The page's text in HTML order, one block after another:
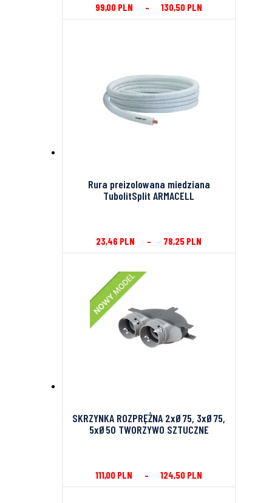
99,00 PLN – 130,50 PLN
Rura preizolowana miedziana
TubolitSplit ARMACELL
23,46 PLN – 78,25 PLN
SKRZYNKA ROZPRĘŻNA 2xØ75, 3xØ75,
5xØ50 TWORZYWO SZTUCZNE
111,00 PLN – 124,50 PLN